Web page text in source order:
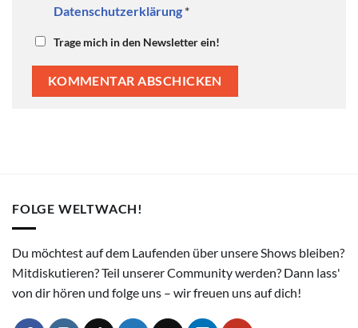
Datenschutzerklärung *
Trage mich in den Newsletter ein!
FOLGE WELTWACH!
Du möchtest auf dem Laufenden über unsere Shows bleiben?
Mitdiskutieren? Teil unserer Community werden? Dann lass'
von dir hören und folge uns – wir freuen uns auf dich!